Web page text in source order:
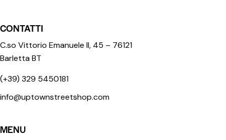
CONTATTI
C.so Vittorio Emanuele II, 45 – 76121
Barletta BT
(+39) 329 5450181
info@uptownstreetshop.com
MENU